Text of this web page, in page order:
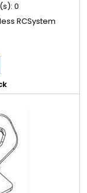
0
RCSystem